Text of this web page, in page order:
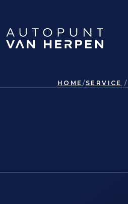
HOME SERVICE